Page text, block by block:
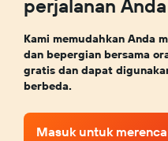
perjalanan Anda
Kami memudahkan Anda
dan bepergian bersama
gratis dan dapat
berbeda.
Masuk untuk